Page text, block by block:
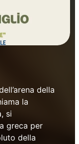
della
la
si
greca per
della